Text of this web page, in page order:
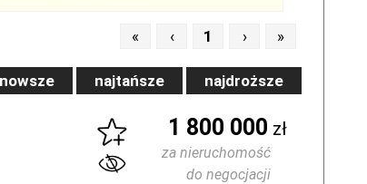
« ‹ 1 › »
najtańsze najdroższe
1 800 000 zł
za nieruchomość
do negocjacji